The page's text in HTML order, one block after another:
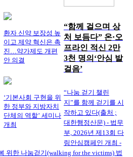
환자 신약 보장성 높
이고 제약 혁신은 촉
진…약가제도 개편
안 의결
‘기본사회 구현을 위
한 정부와 지방자치
단체의 역할’ 세미나
개최
“함께 걸으며 상
처 보듬다” 온·오
프라인 적신 2만
3천 명의‘안심 발
걸음’
“나눔 걷기 챌린
지”를 함께 걷기를 시
작하고 있다(출처 ;
대한행정산문) - 법무
부, 2026년 제13회 다
링안심캠페인 개최 -
위한 나눔걷기(walking for the victims) 법